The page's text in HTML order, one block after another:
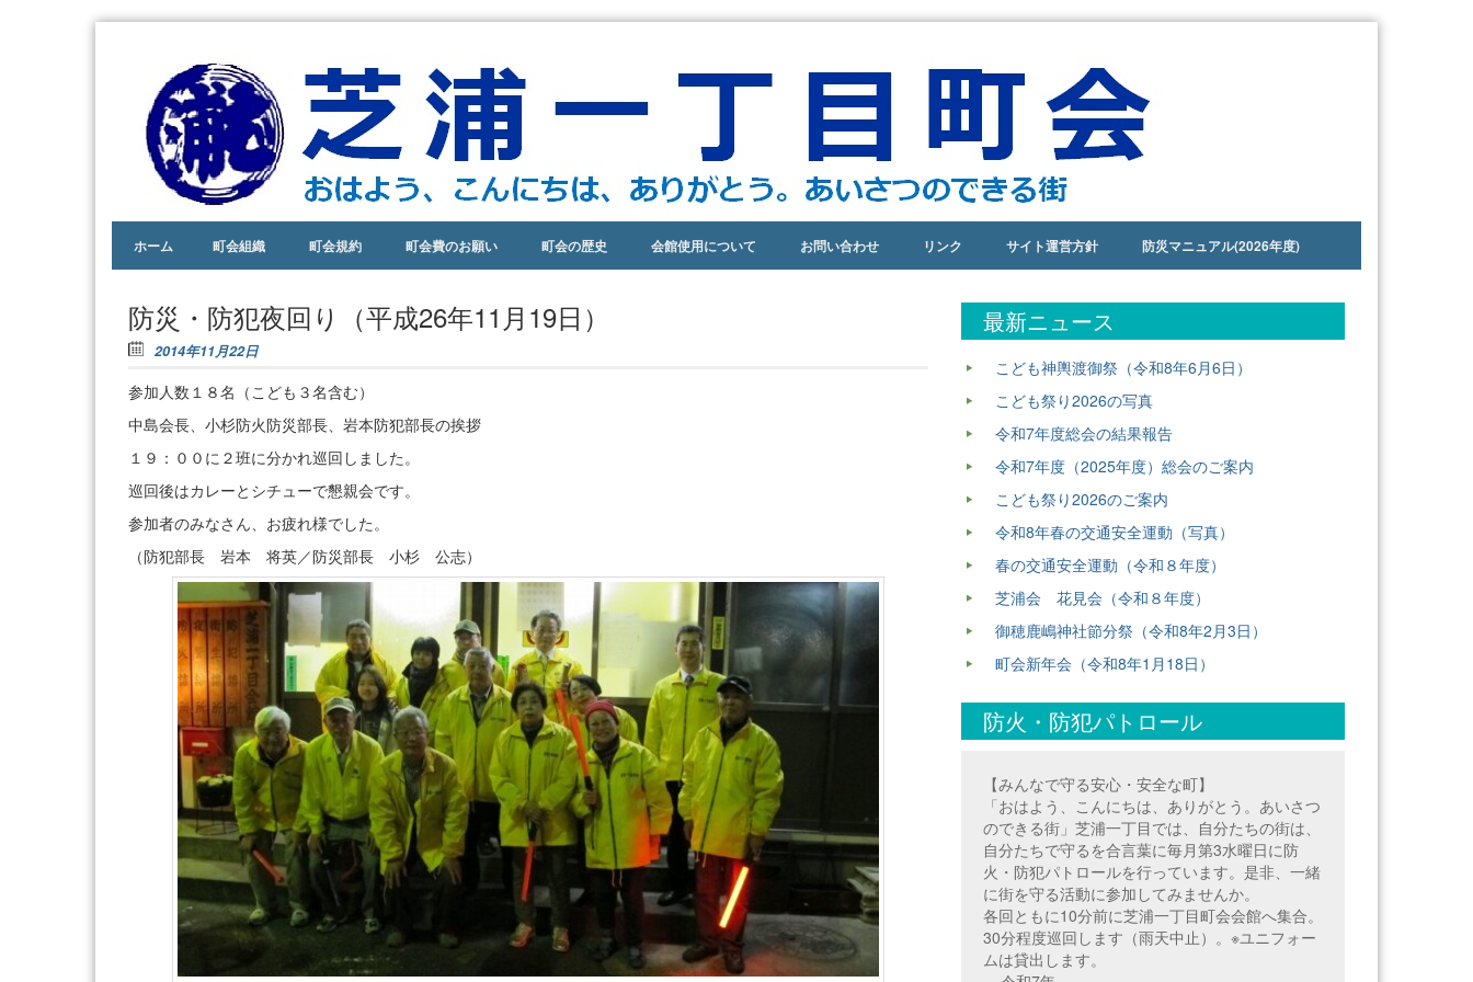
芝
浦
一
丁
目
町
会
おは
よ
う、
こん
にち
わ、
あり
がと
う。
さつ
ので
きる
街。
ホーム 町会組織 町会規約 町会費のお願い 町会の歴史 会館使用について お問い合わせ リンク サイト運営方針 防災マニュアル(2026年度)
防災・防犯夜回り（平成26年11月19日）
2014年11月22日
参加人数１８名（こども３名含む）
中島会長、小杉防火防災部長、岩本防犯部長の挨拶
１９：００に２班に分かれ巡回しました。
巡回後はカレーとシチューで懇親会です。
参加者のみなさん、お疲れ様でした。
（防犯部長 岩本 将英／防災部長 小杉 公志）
最新ニュース
こども神輿渡御祭（令和8年6月6日）
こども祭り2026の写真
令和7年度総会の結果報告
令和7年度（2025年度）総会のご案内
こども祭り2026のご案内
令和8年春の交通安全運動（写真）
春の交通安全運動（令和８年度）
芝浦会 花見会（令和８年度）
御穂鹿嶋神社節分祭（令和8年2月3日）
町会新年会（令和8年1月18日）
防火・防犯パトロール
【みんなで守る安心・安全な町】
「おはよう、こんにちは、ありがとう。あいさつ
のできる街」芝浦一丁目では、自分たちの街は、
自分たちで守るを合言葉に毎月第3水曜日に防
火・防犯パトロールを行っています。是非、一緒
に街を守る活動に参加してみませんか。
各回ともに10分前に芝浦一丁目町会会館へ集合。
30分程度巡回します（雨天中止）。※ユニフォー
ムは貸出します。